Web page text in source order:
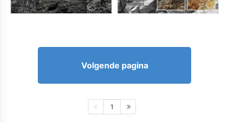
Volgende pagina
1